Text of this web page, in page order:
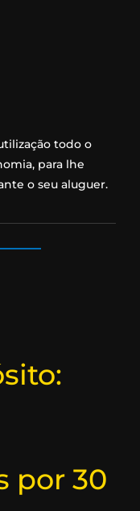
todo o
para lhe
o seu aluguer.
por 30